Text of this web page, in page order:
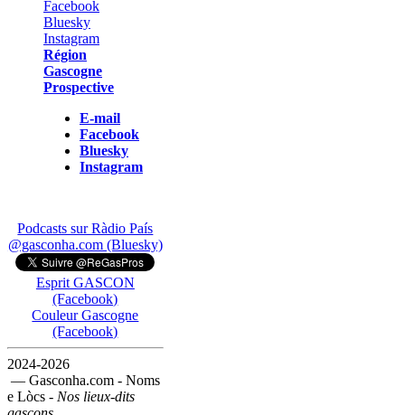
Région
Gascogne
Prospective
E-mail
Facebook
Bluesky
Instagram
Podcasts sur Ràdio País
@gasconha.com (Bluesky)
Esprit GASCON
(Facebook)
Couleur Gascogne
(Facebook)
2024-2026
— Gasconha.com - Noms
e Lòcs - Nos lieux-dits